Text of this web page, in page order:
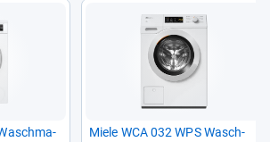
Miele WCA 032 WPS Wasch­